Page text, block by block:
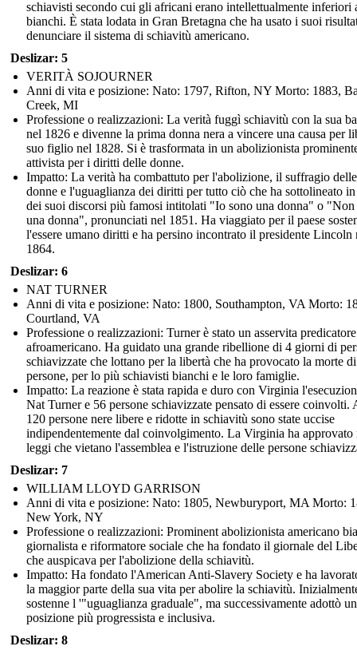
schiavisti secondo cui gli africani erano intellettualmente inferiori
bianchi. È stata lodata in Gran Bretagna che ha usato i suoi
denunciare il sistema di schiavitù americano.
Deslizar: 5
VERITÀ SOJOURNER
Anni di vita e posizione: Nato: 1797, Rifton, NY Morto: 1883,
Creek, MI
Professione o realizzazioni: La verità fuggì schiavitù con la sua
nel 1826 e divenne la prima donna nera a vincere una causa per
suo figlio nel 1828. Si è trasformata in un abolizionista
attivista per i diritti delle donne.
Impatto: La verità ha combattuto per l'abolizione, il suffragio delle
donne e l'uguaglianza dei diritti per tutto ciò che ha sottolineato
dei suoi discorsi più famosi intitolati "Io sono una donna" o "Non
una donna", pronunciati nel 1851. Ha viaggiato per il paese
l'essere umano diritti e ha persino incontrato il presidente Lincoln
1864.
Deslizar: 6
NAT TURNER
Anni di vita e posizione: Nato: 1800, Southampton, VA Morto:
Courtland, VA
Professione o realizzazioni: Turner è stato un asservita predicatore
afroamericano. Ha guidato una grande ribellione di 4 giorni di
schiavizzate che lottano per la libertà che ha provocato la morte
persone, per lo più schiavisti bianchi e le loro famiglie.
Impatto: La reazione è stata rapida e duro con Virginia
Nat Turner e 56 persone schiavizzate pensato di essere coinvolti.
120 persone nere libere e ridotte in schiavitù sono state uccise
indipendentemente dal coinvolgimento. La Virginia ha approvato
leggi che vietano l'assemblea e l'istruzione delle persone
Deslizar: 7
WILLIAM LLOYD GARRISON
Anni di vita e posizione: Nato: 1805, Newburyport, MA Morto:
New York, NY
Professione o realizzazioni: Prominent abolizionista americano
giornalista e riformatore sociale che ha fondato il giornale del
che auspicava per l'abolizione della schiavitù.
Impatto: Ha fondato l'American Anti-Slavery Society e ha
la maggior parte della sua vita per abolire la schiavitù.
sostenne l '"uguaglianza graduale", ma successivamente adottò
posizione più progressista e inclusiva.
Deslizar: 8